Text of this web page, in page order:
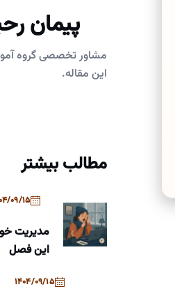
پیمان
مشاور تخصصی گروه
این مقاله.
مطالب بیشتر
09/15
مدیریت
این فصل
1404/09/15